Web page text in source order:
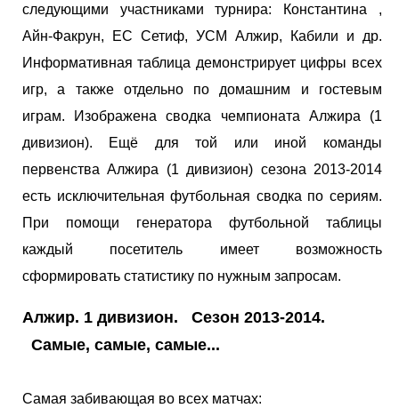
следующими участниками турнира: Константина ,
Айн-Факрун, ЕС Сетиф, УСМ Алжир, Кабили и др.
Информативная таблица демонстрирует цифры всех
игр, а также отдельно по домашним и гостевым
играм. Изображена сводка чемпионата Алжира (1
дивизион). Ещё для той или иной команды
первенства Алжира (1 дивизион) сезона 2013-2014
есть исключительная футбольная сводка по сериям.
При помощи генератора футбольной таблицы
каждый посетитель имеет возможность
сформировать статистику по нужным запросам.
Алжир. 1 дивизион. Сезон 2013-2014.
Самые, самые, самые...
Самая забивающая во всех матчах: